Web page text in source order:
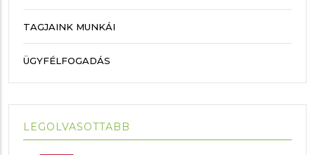
TAGJAINK MUNKÁI
ÜGYFÉLFOGADÁS
LEGOLVASOTTABB